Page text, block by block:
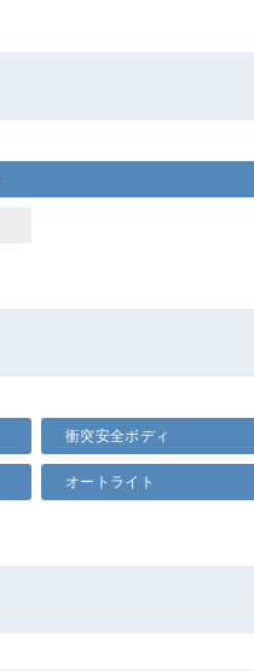
衝突安全ボディ
オートライト